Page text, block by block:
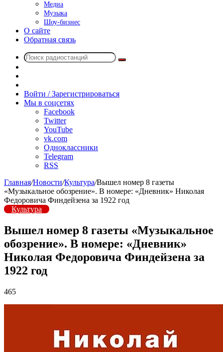
Медиа
Музыка
Шоу-бизнес
О сайте
Обратная связь
Поиск
радио
Войти / Зарегистрироваться
Мы в соцсетях
Facebook
Twitter
YouTube
vk.com
Одноклассники
Telegram
RSS
Главная/Новости/Культура/Вышел номер 8 газеты
«Музыкальное обозрение». В номере: «Дневник» Николая
Федоровича Финдейзена за 1922 год
Культура
Вышел номер 8 газеты «Музыкальное
обозрение». В номере: «Дневник»
Николая Федоровича Финдейзена за
1922 год
465